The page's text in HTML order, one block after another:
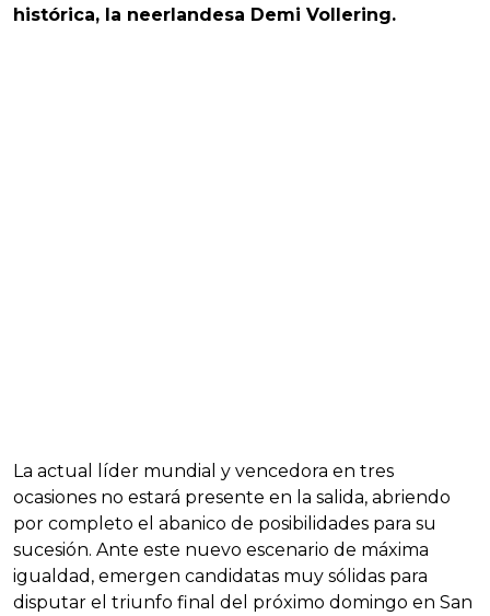
histórica, la neerlandesa Demi Vollering.
La actual líder mundial y vencedora en tres
ocasiones no estará presente en la salida, abriendo
por completo el abanico de posibilidades para su
sucesión. Ante este nuevo escenario de máxima
igualdad, emergen candidatas muy sólidas para
disputar el triunfo final del próximo domingo en San